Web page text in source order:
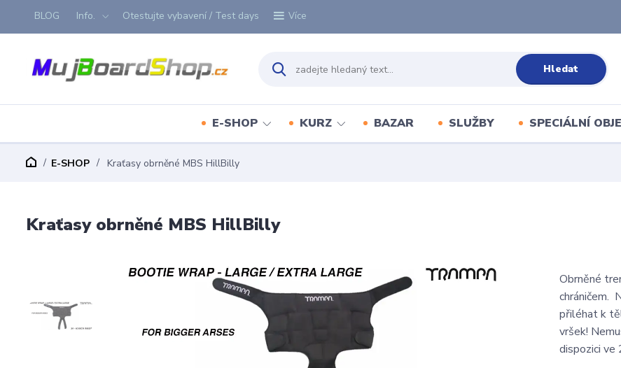
BLOG Info. Otestujte vybavení / Test days Více
Hledat
E-SHOP KURZ BAZAR SLUŽBY SPECIÁLNÍ
E-SHOP Kraťasy obrněné MBS HillBilly
Kraťasy obrněné MBS HillBilly
Obrněné
chráničem.
přiléhat k
vršek!
dispozici ve